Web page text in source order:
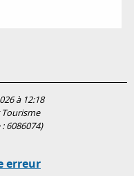
à 12:18
:6086074)
erreur